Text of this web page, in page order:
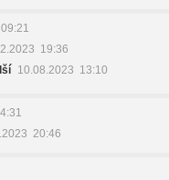
19:36
10.08.2023 13:10
20:46